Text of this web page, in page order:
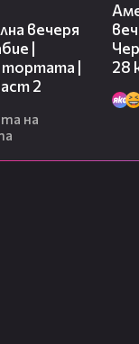
вечеря
|
|
2
на
28